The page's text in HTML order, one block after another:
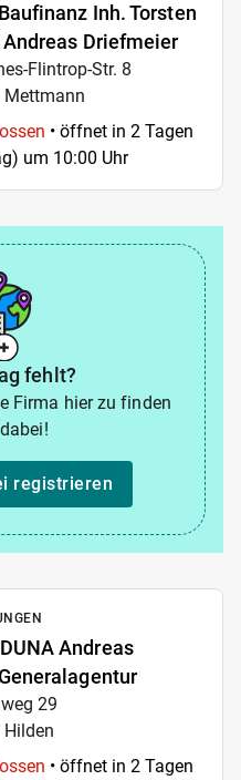
Inh. Torsten
Andreas Driefmeier
Flintrop-Str. 8
Mettmann
• öffnet in 2 Tagen
um 10:00 Uhr
fehlt?
Firma hier zu finden
registrieren
Andreas
29
Hilden
• öffnet in 2 Tagen